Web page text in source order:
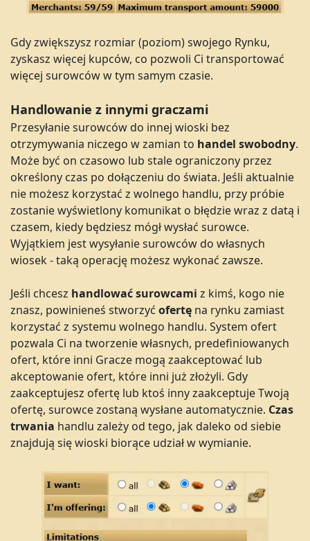
Gdy zwiększysz rozmiar (poziom) swojego Rynku,
zyskasz więcej kupców, co pozwoli Ci transportować
więcej surowców w tym samym czasie.
Handlowanie z innymi graczami
Przesyłanie surowców do innej wioski bez
otrzymywania niczego w zamian to handel swobodny.
Może być on czasowo lub stale ograniczony przez
określony czas po dołączeniu do świata. Jeśli aktualnie
nie możesz korzystać z wolnego handlu, przy próbie
zostanie wyświetlony komunikat o błędzie wraz z datą i
czasem, kiedy będziesz mógł wysłać surowce.
Wyjątkiem jest wysyłanie surowców do własnych
wiosek - taką operację możesz wykonać zawsze.
Jeśli chcesz handlowaćsurowcami z kimś, kogo nie
znasz, powinieneś stworzyć ofertę na rynku zamiast
korzystać z systemu wolnego handlu. System ofert
pozwala Ci na tworzenie własnych, predefiniowanych
ofert, które inni Gracze mogą zaakceptować lub
akceptowanie ofert, które inni już złożyli. Gdy
zaakceptujesz ofertę lub ktoś inny zaakceptuje Twoją
ofertę, surowce zostaną wysłane automatycznie. Czas
trwania handlu zależy od tego, jak daleko od siebie
znajdują się wioski biorące udział w wymianie.